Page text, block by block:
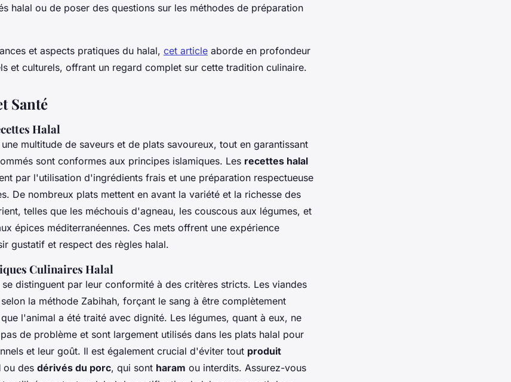
halal ou de poser des questions sur les méthodes de préparation
et aspects pratiques du halal, cet article aborde en profondeur
et culturels, offrant un regard complet sur cette tradition culinaire.
Santé
Halal
multitude de saveurs et de plats savoureux, tout en garantissant
sont conformes aux principes islamiques. Les recettes halal
par l'utilisation d'ingrédients frais et une préparation respectueuse
De nombreux plats mettent en avant la variété et la richesse des
telles que les méchouis d'agneau, les couscous aux légumes, et
épices méditerranéennes. Ces mets offrent une expérience
gustatif et respect des règles halal.
Culinaires Halal
se distinguent par leur conformité à des critères stricts. Les viandes
la méthode Zabihah, forçant le sang à être complètement
l'animal a été traité avec dignité. Les légumes, quant à eux, ne
de problème et sont largement utilisés dans les plats halal pour
et leur goût. Il est également crucial d'éviter tout produit
ou des dérivés du porc, qui sont haram ou interdits. Assurez-vous